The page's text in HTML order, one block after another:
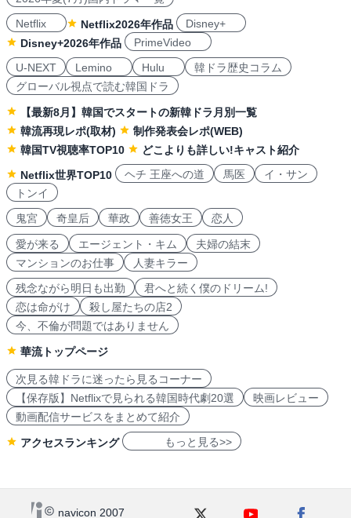
Netflix
Netflix2026年作品
Disney+
Disney+2026年作品
PrimeVideo
U-NEXT
Lemino Hulu
韓ドラ歴史コラム
グローバル視点で読む韓国ドラ
【最新8月】韓国でスタートの新韓ドラ月別一覧
韓流再現レポ(取材)
制作発表会レポ(WEB)
韓国TV視聴率TOP10
どこよりも詳しい!キャスト紹介
Netflix世界TOP10
ヘチ 王座への道 馬医
イ・サン
トンイ
鬼宮
奇皇后 華政 善徳女王 恋人
愛が来る エージェント・キム
夫婦の結末
マンションのお仕事
人妻キラー
残念ながら明日も出勤
君へと続く僕のドリーム!
恋は命がけ
殺し屋たちの店2
今、不倫が問題ではありません
華流トップページ
次見る韓ドラに迷ったら見るコーナー
【保存版】Netflixで見られる韓国時代劇20選
映画レビュー
動画配信サービスをまとめて紹介
アクセスランキング もっと見る>>
navicon 2007